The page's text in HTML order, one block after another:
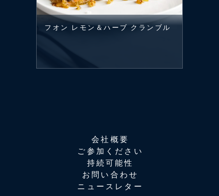
フオン レモン＆ハーブ クランブル
会社概要
ご参加ください
持続可能性
お問い合わせ
ニュースレター